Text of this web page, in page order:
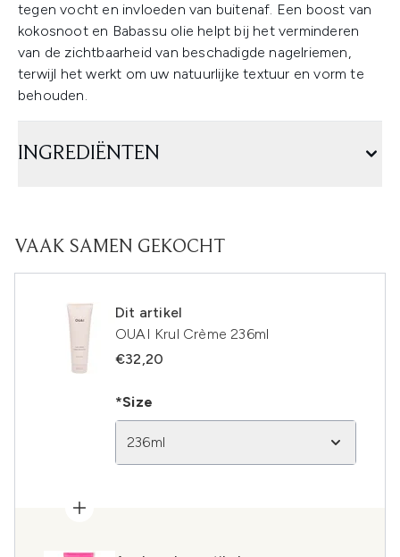
tegen vocht en invloeden van buitenaf. Een boost van
kokosnoot en Babassu olie helpt bij het verminderen
van de zichtbaarheid van beschadigde nagelriemen,
terwijl het werkt om uw natuurlijke textuur en vorm te
behouden.
INGREDIËNTEN
VAAK SAMEN GEKOCHT
Dit artikel
OUAI Krul Crème 236ml
€32,20
*Size
236ml